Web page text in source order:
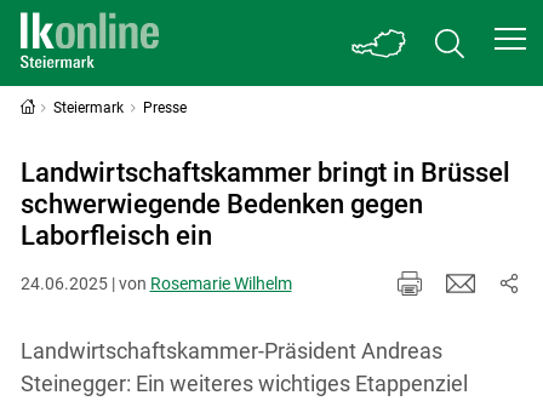
Steiermark Presse
Landwirtschaftskammer bringt in Brüssel
schwerwiegende Bedenken gegen
Laborfleisch ein
24.06.2025 | von Rosemarie Wilhelm
Landwirtschaftskammer-Präsident Andreas
Steinegger: Ein weiteres wichtiges Etappenziel